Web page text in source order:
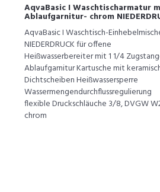
AqvaBasic I Waschtischarmatur
Ablaufgarnitur- chrom
AqvaBasic I Waschtisch-
NIEDERDRUCK für offene
Heißwasserbereiter mit 1 1/4
Ablaufgarnitur Kartusche mit
Dichtscheiben Heißwassersperre
Wassermengendurchflussregulierung
flexible Druckschläuche 3/8, DVGW
chrom